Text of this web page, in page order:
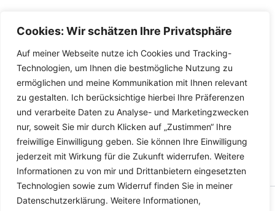
Cookies: Wir schätzen Ihre Privatsphäre
Auf meiner Webseite nutze ich Cookies und Tracking-
Technologien, um Ihnen die bestmögliche Nutzung zu
ermöglichen und meine Kommunikation mit Ihnen relevant
zu gestalten. Ich berücksichtige hierbei Ihre Präferenzen
und verarbeite Daten zu Analyse- und Marketingzwecken
nur, soweit Sie mir durch Klicken auf „Zustimmen“ Ihre
freiwillige Einwilligung geben. Sie können Ihre Einwilligung
jederzeit mit Wirkung für die Zukunft widerrufen. Weitere
Informationen zu von mir und Drittanbietern eingesetzten
Technologien sowie zum Widerruf finden Sie in meiner
Datenschutzerklärung. Weitere Informationen,
Copyright © 2026 Versandhandel für Fahrzeugteile, Ersatzteile